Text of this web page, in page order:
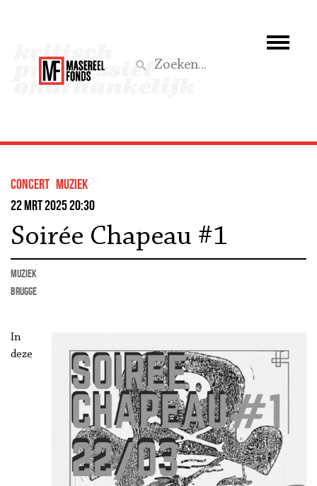
Wat we doen
Aktief
concert muziek
22 mrt 2025 20:30
Soirée Chapeau #1
muziek
Brugge
In
deze